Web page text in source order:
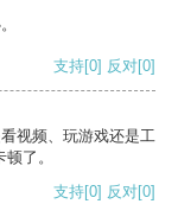
支持[0] 反对[0]
视频、玩游戏还是工
了。
支持[0] 反对[0]